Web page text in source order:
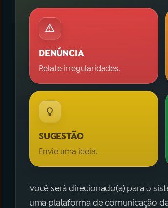
DENÚNCIA
Relate irregularidades.
SUGESTÃO
Envie uma ideia.
Você será direcionado(a) para o
uma plataforma de comunicação